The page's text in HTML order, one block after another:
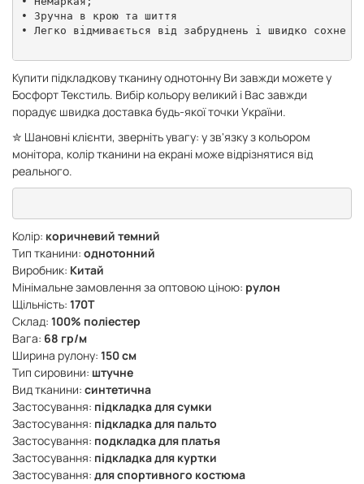
• Зручна в крою та шиття
• Легко відмивається від забруднень і швидко сохне
Купити підкладкову тканину однотонну Ви завжди можете у
Босфорт Текстиль. Вибір кольору великий і Вас завжди
порадує швидка доставка будь-якої точки України.
✮ Шановні клієнти, зверніть увагу: у зв'язку з кольором
монітора, колір тканини на екрані може відрізнятися від
реального.
Колір: коричневий темний
Тип тканини: однотонний
Виробник: Китай
Мінімальне замовлення за оптовою ціною: рулон
Щільність: 170Т
Склад: 100% поліестер
Вага: 68 гр/м
Ширина рулону: 150 см
Тип сировини: штучне
Вид тканини: синтетична
Застосування: підкладка для сумки
Застосування: підкладка для пальто
Застосування: подкладка для платья
Застосування: підкладка для куртки
Застосування: для спортивного костюма